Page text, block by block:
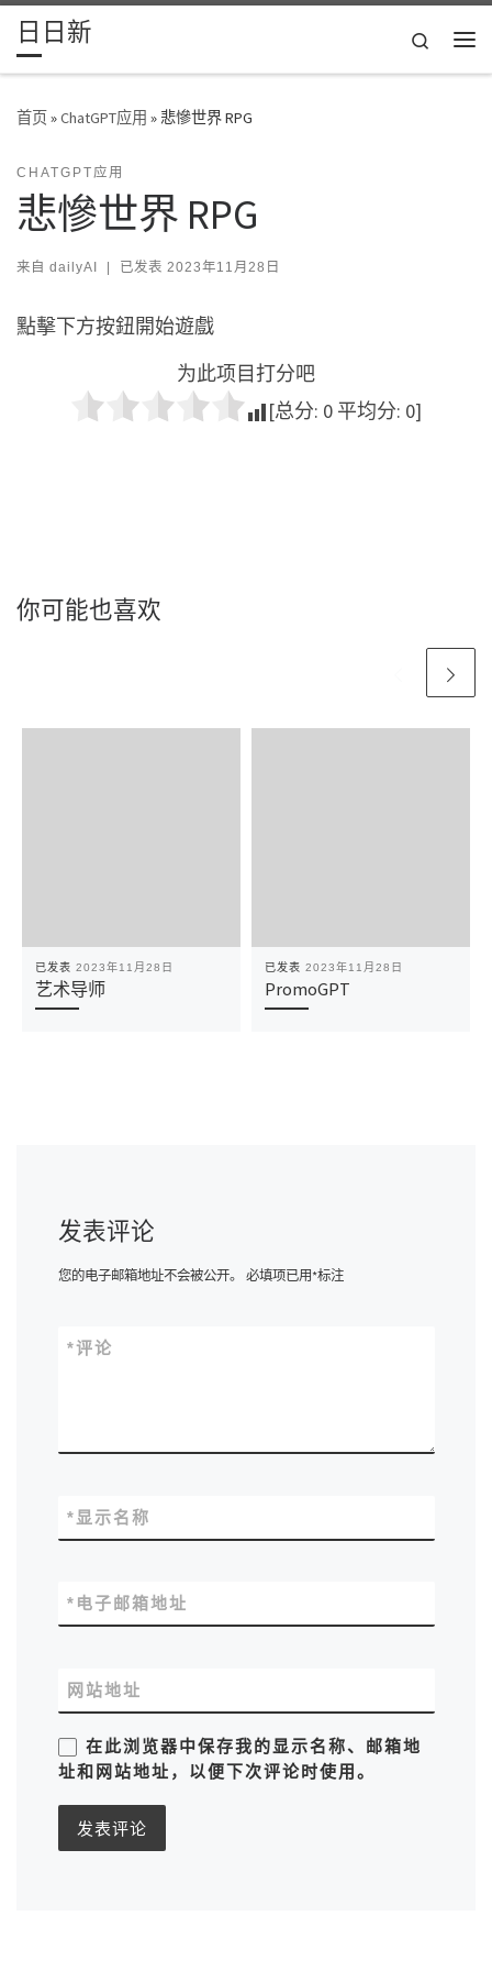
Skip to content
日日新
Search
首页»ChatGPT应用 » 悲慘世界 RPG
CHATGPT应用
悲慘世界 RPG
来自 dailyAI | 已发表 2023年11月28日
點擊下方按鈕開始遊戲
为此项目打分吧
[总分: 0 平均分: 0]
你可能也喜欢
已发表 2023年11月28日
艺术导师
已发表 2023年11月28日
PromoGPT
发表评论
您的电子邮箱地址不会被公开。 必填项已用*标注
评论
*
显示名称
*
电子邮箱地址
*
网站地址
在此浏览器中保存我的显示名称、邮箱地
址和网站地址，以便下次评论时使用。